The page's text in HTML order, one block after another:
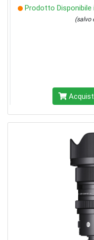
Prodotto Disponibile
(salvo